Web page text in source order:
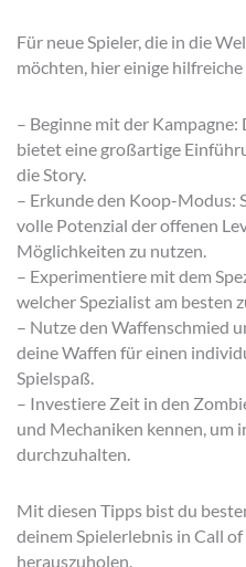
Für neue Spieler, die in die
möchten, hier einige hilfreiche
– Beginne mit der
bietet eine großartige
die Story.
– Erkunde den Koop-Modus:
volle Potenzial der offenen
Möglichkeiten zu nutzen.
– Experimentiere mit dem
welcher Spezialist am besten
– Nutze den Waffenschmied
deine Waffen für einen
Spielspaß.
– Investiere Zeit in den
und Mechaniken kennen, um
durchzuhalten.
Mit diesen Tipps bist du
deinem Spielerlebnis in Call
herauszuholen.